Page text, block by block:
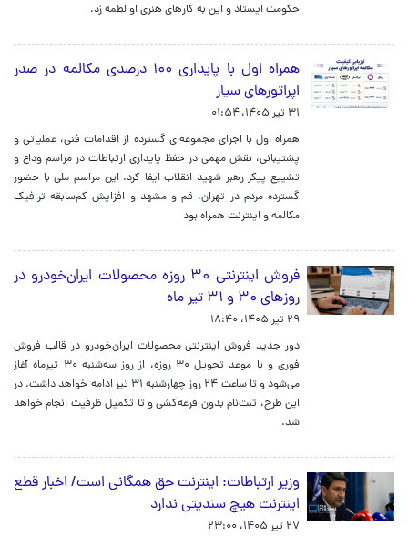
حکومت ایستاد و این به کارهای هنری او لطمه زد.
همراه اول با پایداری ۱۰۰ درصدی مکالمه در صدر
اپراتورهای سیار
۳۱ تیر ۱۴۰۵، ۰۱:۵۴
همراه اول با اجرای مجموعه‌ای گسترده از اقدامات فنی، عملیاتی و
پشتیبانی، نقش مهمی در حفظ پایداری ارتباطات در مراسم وداع و
تشییع پیکر رهبر شهید انقلاب ایفا کرد. این مراسم ملی با حضور
گسترده مردم در تهران، قم و مشهد و افزایش کم‌سابقه ترافیک
مکالمه و اینترنت همراه بود
فروش اینترنتی ۳۰ روزه محصولات ایران‌خودرو در
روزهای ۳۰ و ۳۱ تیر ماه
۲۹ تیر ۱۴۰۵، ۱۸:۴۰
دور جدید فروش اینترنتی محصولات ایران‌خودرو در قالب فروش
فوری و با موعد تحویل ۳۰ روزه، از روز سه‌شنبه ۳۰ تیرماه آغاز
می‌شود و تا ساعت ۲۴ روز چهارشنبه ۳۱ تیر ادامه خواهد داشت. در
این طرح، ثبت‌نام بدون قرعه‌کشی و تا تکمیل ظرفیت انجام خواهد
شد.
وزیر ارتباطات: اینترنت حق همگانی است/ اخبار قطع
اینترنت هیچ سندیتی ندارد
۲۷ تیر ۱۴۰۵، ۲۳:۰۰